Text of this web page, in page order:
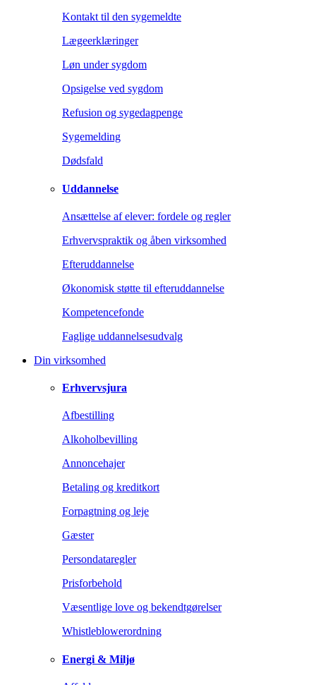
Kontakt til den sygemeldte
Lægeerklæringer
Løn under sygdom
Opsigelse ved sygdom
Refusion og sygedagpenge
Sygemelding
Dødsfald
Uddannelse
Ansættelse af elever: fordele og regler
Erhvervspraktik og åben virksomhed
Efteruddannelse
Økonomisk støtte til efteruddannelse
Kompetencefonde
Faglige uddannelsesudvalg
Din virksomhed
Erhvervsjura
Afbestilling
Alkoholbevilling
Annoncehajer
Betaling og kreditkort
Forpagtning og leje
Gæster
Persondataregler
Prisforbehold
Væsentlige love og bekendtgørelser
Whistleblowerordning
Energi & Miljø